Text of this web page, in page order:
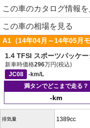
この車のカタログ情報を
この車の相場を見る
A1（14年04月～14年05月
1.4 TFSI スポーツパッケー
新車時価格296万円(税込)
JC08
-km/L
満タンでどこまで走る？
-km
排気量 1389cc